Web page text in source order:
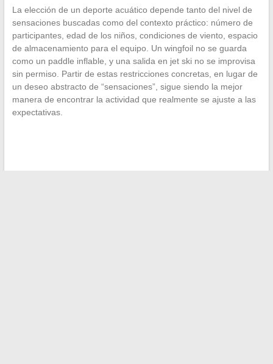
La elección de un deporte acuático depende tanto del nivel de
sensaciones buscadas como del contexto práctico: número de
participantes, edad de los niños, condiciones de viento, espacio
de almacenamiento para el equipo. Un wingfoil no se guarda
como un paddle inflable, y una salida en jet ski no se improvisa
sin permiso. Partir de estas restricciones concretas, en lugar de
un deseo abstracto de “sensaciones”, sigue siendo la mejor
manera de encontrar la actividad que realmente se ajuste a las
expectativas.